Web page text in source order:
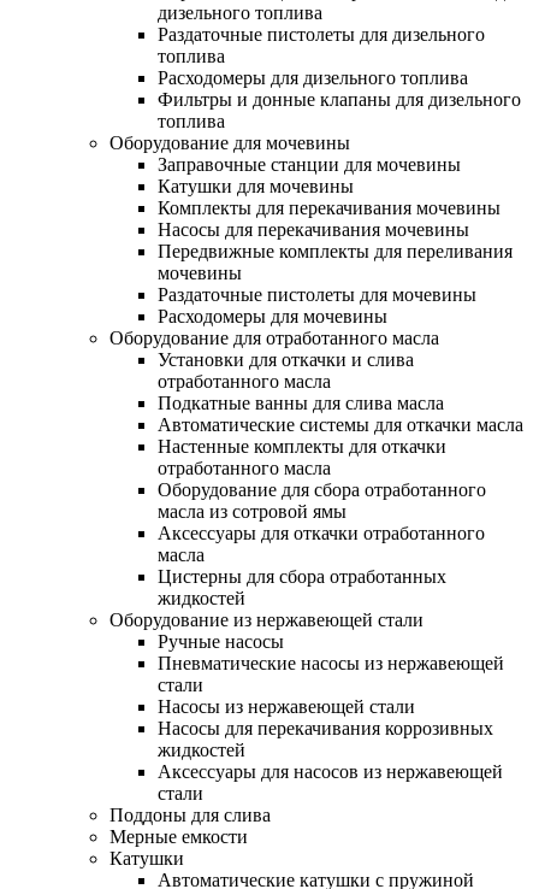
дизельного топлива
Раздаточные пистолеты для дизельного
топлива
Расходомеры для дизельного топлива
Фильтры и донные клапаны для дизельного
топлива
Оборудование для мочевины
Заправочные станции для мочевины
Катушки для мочевины
Комплекты для перекачивания мочевины
Насосы для перекачивания мочевины
Передвижные комплекты для переливания
мочевины
Раздаточные пистолеты для мочевины
Расходомеры для мочевины
Оборудование для отработанного масла
Установки для откачки и слива
отработанного масла
Подкатные ванны для слива масла
Автоматические системы для откачки масла
Настенные комплекты для откачки
отработанного масла
Оборудование для сбора отработанного
масла из сотровой ямы
Аксессуары для откачки отработанного
масла
Цистерны для сбора отработанных
жидкостей
Оборудование из нержавеющей стали
Ручные насосы
Пневматические насосы из нержавеющей
стали
Насосы из нержавеющей стали
Насосы для перекачивания коррозивных
жидкостей
Аксессуары для насосов из нержавеющей
стали
Поддоны для слива
Мерные емкости
Катушки
Автоматические катушки с пружиной